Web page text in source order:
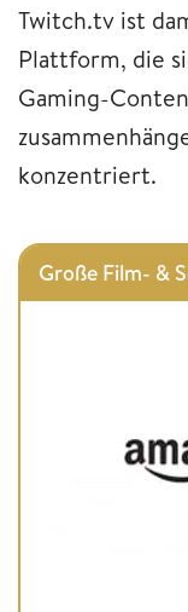
Twitch.tv ist
Plattform, die
Gaming-
konzentriert.
Große Film- &